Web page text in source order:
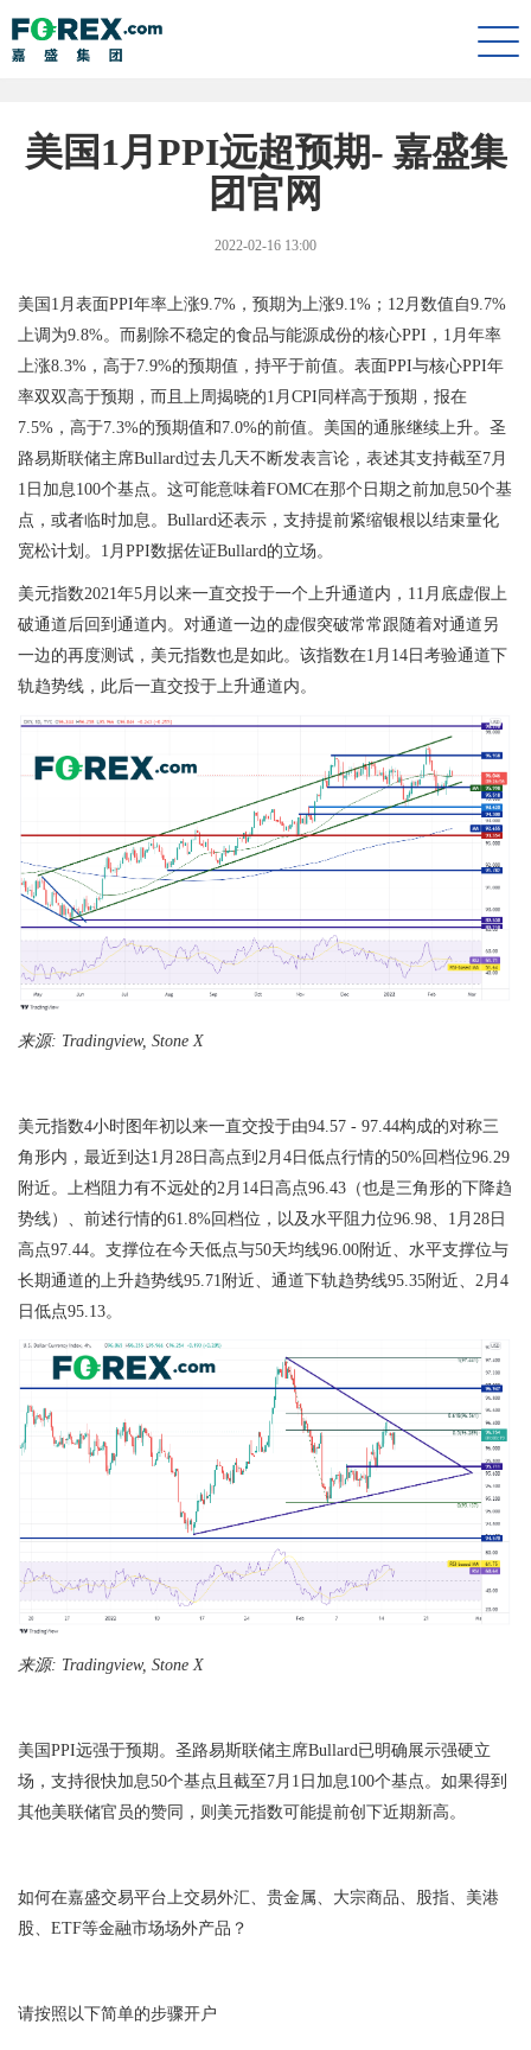
美国1月PPI远超预期- 嘉盛集
团官网
2022-02-16 13:00
美国 1 月表面PPI年率上涨9.7% ，预期为上涨9.1% ； 12月数值自9.7%
上调为9.8%。而剔除不稳定的食品与能源成份的核心PPI ， 1 月年率
上涨8.3% ，高于7.9%的预期值，持平于前值。表面PPI与核心PPI年
率双双高于预期，而且上周揭晓的1 月 CPI 同样高于预期，报在
7.5% ，高于7.3%的预期值和 7.0%的前值。美国的通胀继续上升。圣
路易斯联储主席Bullard过去几天不断发表言论，表述其支持截至 7月
1 日加息100个基点。这可能意味着FOMC在那个日期之前加息50个基
点，或者临时加息。 Bullard还表示，支持提前紧缩银根以结束量化
宽松计划。 1 月 PPI数据佐证Bullard的立场。
美元指数2021年5月以来一直交投于一个上升通道内， 11 月底虚假上
破通道后回到通道内。对通道一边的虚假突破常常跟随着对通道另
一边的再度测试，美元指数也是如此。该指数在1 月 14 日考验通道下
轨趋势线，此后一直交投于上升通道内。
来源: Tradingview, Stone X
美元指数4小时图年初以来一直交投于由94.57 - 97.44构成的对称三
角形内，最近到达1 月 28 日高点到 2月 4 日低点行情的50%回档位96.29
附近。上档阻力有不远处的2月 14 日高点96.43 （也是三角形的下降趋
势线）、前述行情的61.8%回档位，以及水平阻力位96.98、 1 月 28 日
高点97.44。支撑位在今天低点与50天均线96.00附近、水平支撑位与
长期通道的上升趋势线95.71 附近、通道下轨趋势线95.35附近、 2月 4
日低点95.13。
来源: Tradingview, Stone X
美国 PPI远强于预期。 圣路易斯联储主席Bullard已明确展示强硬立
场，支持很快加息50个基点且截至 7月 1 日加息100个基点。如果得到
其他美联储官员的赞同，则美元指数可能提前创下近期新高。
如何在嘉盛交易平台上交易外汇、贵金属、大宗商品、股指、美港
股、 ETF等金融市场场外产品？
请按照以下简单的步骤开户